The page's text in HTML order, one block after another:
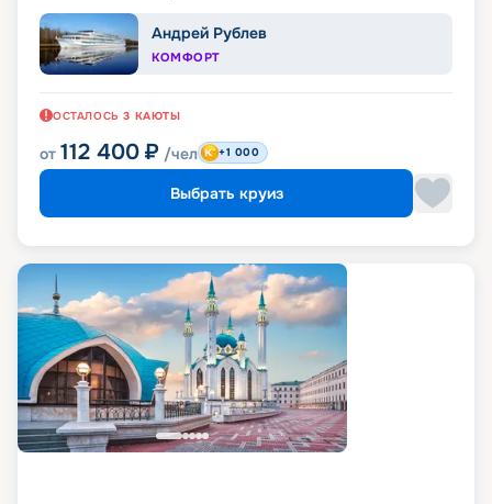
Андрей Рублев
КОМФОРТ
ОСТАЛОСЬ 3 КАЮТЫ
от 112 400 ₽ /чел +1 000
Выбрать круиз